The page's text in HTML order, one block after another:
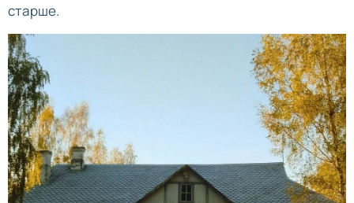
старше.